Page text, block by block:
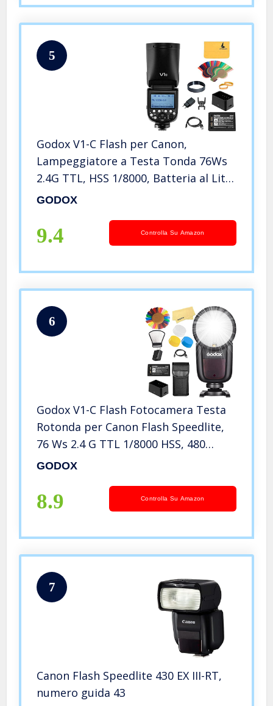
5
Godox V1-C Flash per Canon,
Lampeggiatore a Testa Tonda 76Ws
2.4G TTL, HSS 1/8000, Batteria al Litio
da 2600 mAh, Lampada Modellante a
GODOX
9.4 Controlla Su Amazon
6
Godox V1-C Flash Fotocamera Testa
Rotonda per Canon Flash Speedlite,
76 Ws 2.4 G TTL 1/8000 HSS, 480
Scatti a Piena Potenza, 1.5s Tempo di
2600mAh
GODOX
8.9 Controlla Su Amazon
7
Canon Flash Speedlite 430 EX III-RT,
numero guida 43